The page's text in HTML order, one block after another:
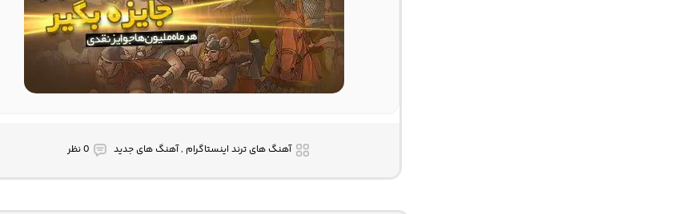
آهنگ های ترند اینستاگرام , آهنگ های جدید 0 نظر